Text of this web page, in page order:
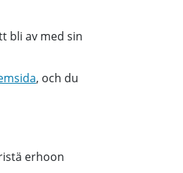
bli av med sin
, och du
erhoon